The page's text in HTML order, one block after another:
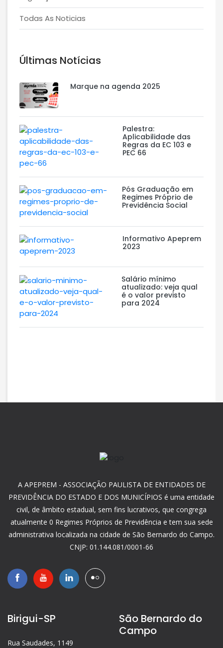
Todas As Noticias
Últimas Notícias
Marque na agenda 2025
Palestra:
Aplicabilidade das
Regras da EC 103 e
PEC 66
Pós Graduação em
Regimes Próprio de
Previdência Social
Informativo Apeprem
2023
Salário mínimo
atualizado: veja qual
é o valor previsto
para 2024
A APEPREM - ASSOCIAÇÃO PAULISTA DE ENTIDADES DE
PREVIDÊNCIA DO ESTADO E DOS MUNICÍPIOS é uma entidade
civil, de âmbito estadual, sem fins lucrativos, que congrega
atualmente 0 Regimes Próprios de Previdência e tem sua sede
administrativa localizada na cidade de São Bernardo do Campo.
CNJP: 01.144.081/0001-66
Birigui-SP
Rua Saudades, 1149
São Bernardo do
Campo